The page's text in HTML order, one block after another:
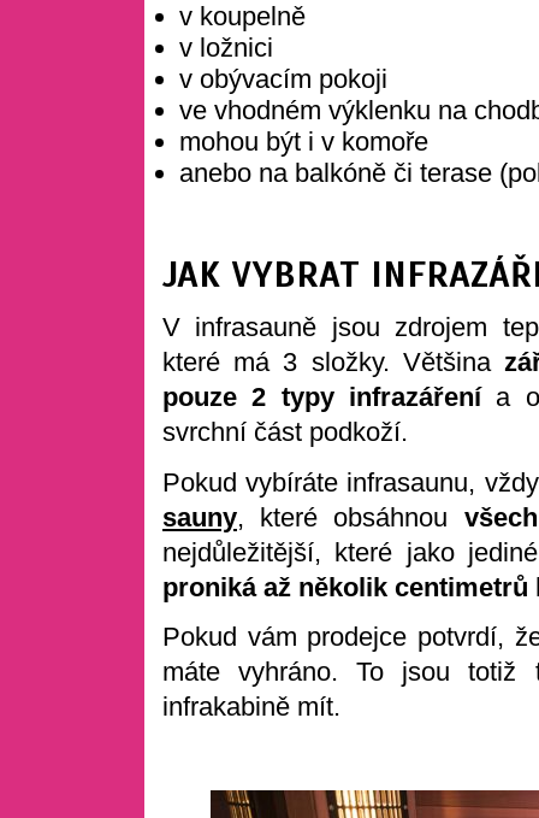
v koupelně
v ložnici
v obývacím pokoji
ve vhodném výklenku na
mohou být i v komoře
anebo na balkóně či terase
JAK VYBRAT
V infrasauně jsou zdrojem
které má 3 složky. Většina
pouze 2 typy infrazářenía
svrchní část podkoží.
Pokud vybíráte infrasaunu,
sauny, které obsáhnou
nejdůležitější, které jako
proniká až několik centimetrů
Pokud vám prodejce potvrdí,
máte vyhráno. To jsou totiž
infrakabině mít.